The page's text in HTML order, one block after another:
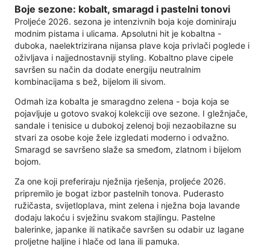
Boje sezone: kobalt, smaragd i pastelni tonovi
Proljeće 2026. sezona je intenzivnih boja koje dominiraju
modnim pistama i ulicama. Apsolutni hit je kobaltna -
duboka, naelektrizirana nijansa plave koja privlači poglede i
oživljava i najjednostavniji styling. Kobaltno plave cipele
savršen su način da dodate energiju neutralnim
kombinacijama s bež, bijelom ili sivom.
Odmah iza kobalta je smaragdno zelena - boja koja se
pojavljuje u gotovo svakoj kolekciji ove sezone. I gležnjače,
sandale i tenisice u dubokoj zelenoj boji nezaobilazne su
stvari za osobe koje žele izgledati moderno i odvažno.
Smaragd se savršeno slaže sa smeđom, zlatnom i bijelom
bojom.
Za one koji preferiraju nježnija rješenja, proljeće 2026.
pripremilo je bogat izbor pastelnih tonova. Puderasto
ružičasta, svijetloplava, mint zelena i nježna boja lavande
dodaju lakoću i svježinu svakom stajlingu. Pastelne
balerinke, japanke ili natikače savršen su odabir uz lagane
proljetne haljine i hlače od lana ili pamuka.